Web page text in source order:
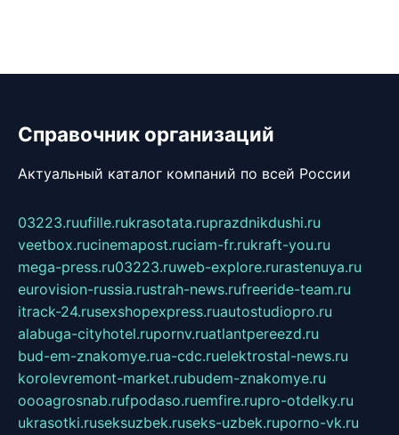
Справочник организаций
Актуальный каталог компаний по всей России
03223.ruufille.rukrasotata.ruprazdnikdushi.ru
veetbox.rucinemapost.ruciam-fr.rukraft-you.ru
mega-press.ru03223.ruweb-explore.rurastenuya.ru
eurovision-russia.rustrah-news.rufreeride-team.ru
itrack-24.rusexshopexpress.ruautostudiopro.ru
alabuga-cityhotel.rupornv.ruatlantpereezd.ru
bud-em-znakomye.rua-cdc.ruelektrostal-news.ru
korolevremont-market.rubudem-znakomye.ru
oooagrosnab.rufpodaso.ruemfire.rupro-otdelky.ru
ukrasotki.ruseksuzbek.ruseks-uzbek.ruporno-vk.ru